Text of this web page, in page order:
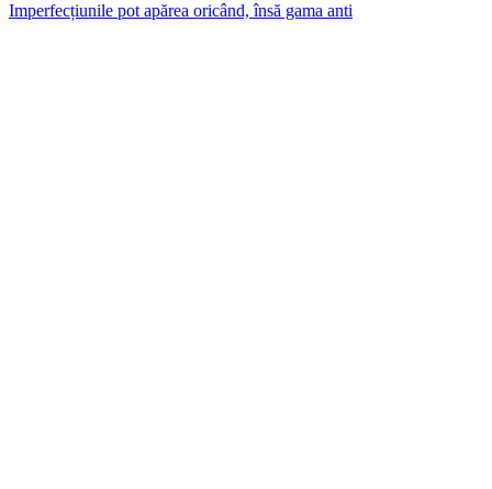
Imperfecțiunile pot apărea oricând, însă gama anti